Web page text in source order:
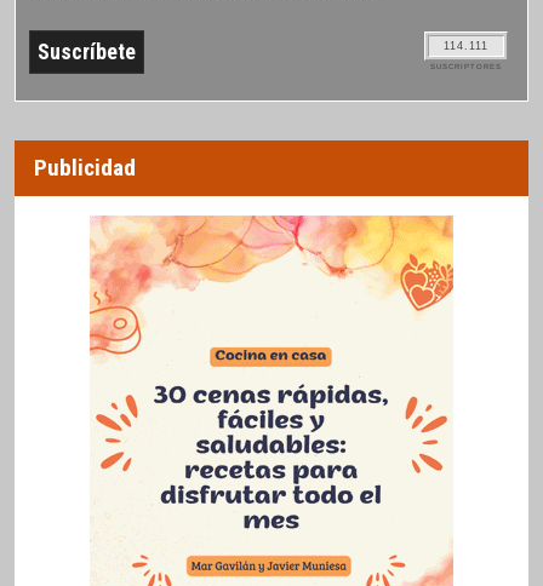
114.111
SUSCRIPTORES
Publicidad